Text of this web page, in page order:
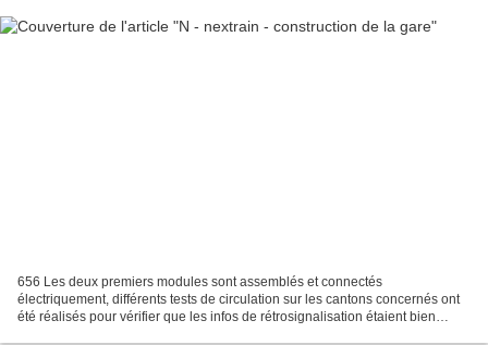
656 Les deux premiers modules sont assemblés et connectés
électriquement, différents tests de circulation sur les cantons concernés ont
été réalisés pour vérifier que les infos de rétrosignalisation étaient bien